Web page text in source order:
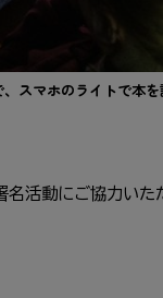
スマホのライトで本
活動にご協力いた